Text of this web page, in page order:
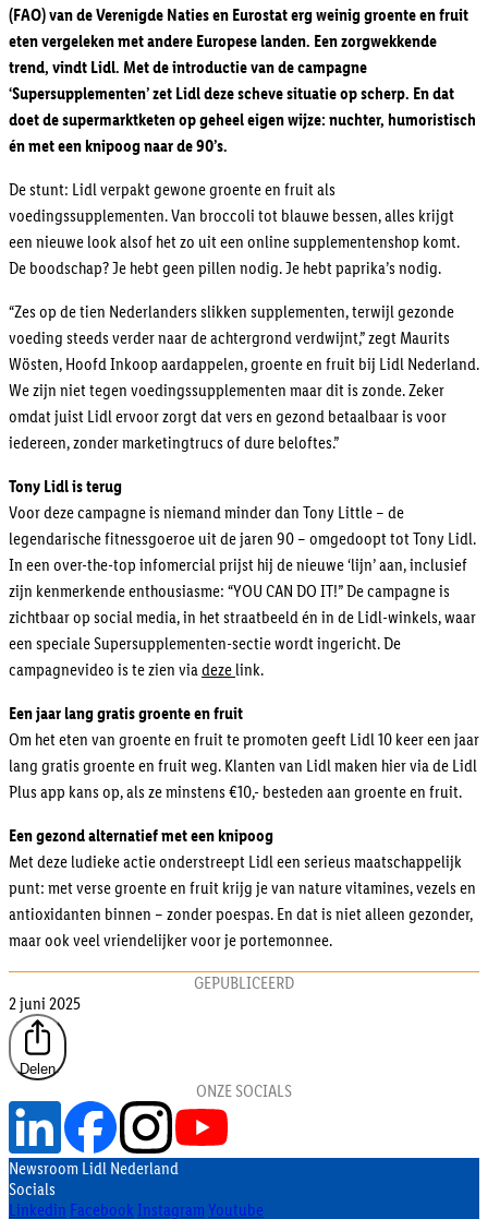
(FAO) van de Verenigde Naties en Eurostat erg weinig groente en fruit
eten vergeleken met andere Europese landen. Een zorgwekkende
trend, vindt Lidl. Met de introductie van de campagne
‘Supersupplementen’ zet Lidl deze scheve situatie op scherp. En dat
doet de supermarktketen op geheel eigen wijze: nuchter, humoristisch
én met een knipoog naar de 90’s.
De stunt: Lidl verpakt gewone groente en fruit als
voedingssupplementen. Van broccoli tot blauwe bessen, alles krijgt
een nieuwe look alsof het zo uit een online supplementenshop komt.
De boodschap? Je hebt geen pillen nodig. Je hebt paprika’s nodig.
“Zes op de tien Nederlanders slikken supplementen, terwijl gezonde
voeding steeds verder naar de achtergrond verdwijnt,” zegt Maurits
Wösten, Hoofd Inkoop aardappelen, groente en fruit bij Lidl Nederland.
We zijn niet tegen voedingssupplementen maar dit is zonde. Zeker
omdat juist Lidl ervoor zorgt dat vers en gezond betaalbaar is voor
iedereen, zonder marketingtrucs of dure beloftes.”
Tony Lidl is terug
Voor deze campagne is niemand minder dan Tony Little – de
legendarische fitnessgoeroe uit de jaren 90 – omgedoopt tot Tony Lidl.
In een over-the-top infomercial prijst hij de nieuwe ‘lijn’ aan, inclusief
zijn kenmerkende enthousiasme: “YOU CAN DO IT!” De campagne is
zichtbaar op social media, in het straatbeeld én in de Lidl-winkels, waar
een speciale Supersupplementen-sectie wordt ingericht. De
campagnevideo is te zien via deze link.
Een jaar lang gratis groente en fruit
Om het eten van groente en fruit te promoten geeft Lidl 10 keer een jaar
lang gratis groente en fruit weg. Klanten van Lidl maken hier via de Lidl
Plus app kans op, als ze minstens €10,- besteden aan groente en fruit.
Een gezond alternatief met een knipoog
Met deze ludieke actie onderstreept Lidl een serieus maatschappelijk
punt: met verse groente en fruit krijg je van nature vitamines, vezels en
antioxidanten binnen – zonder poespas. En dat is niet alleen gezonder,
maar ook veel vriendelijker voor je portemonnee.
GEPUBLICEERD
2 juni 2025
Delen
ONZE SOCIALS
Newsroom Lidl Nederland
Socials
Linkedin Facebook Instagram Youtube